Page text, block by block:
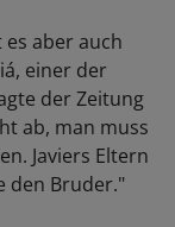
aber auch
einer der
der Zeitung
ab, man muss
Javiers Eltern
den Bruder."